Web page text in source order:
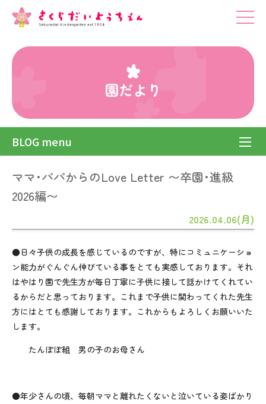
園だより
BLOG menu
ママ･パパからのLove Letter 〜卒園･進級
2026編〜
2026.04.06(月)
●日々子供の成長を感じているのですが、特にコミュニケーショ
ン能力がぐんぐん伸びている事をとても実感しております。それ
はやはり園で先生方が毎日丁寧に子供に接して話かけてくれてい
るからだと思っております。これまで子供に関わってくれた先生
方にはとても感謝しております。これからもよろしくお願いいた
します。
たんぽぽ組 男の子のお母さん
●年少さんの頃、毎朝ママと離れたくないと泣いている姿ばかり